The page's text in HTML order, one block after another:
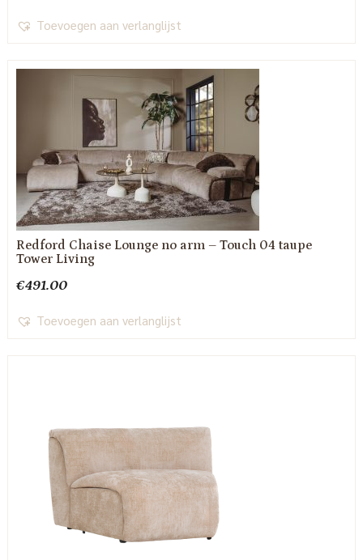
Toevoegen aan verlanglijst
Redford Chaise Lounge no arm – Touch 04 taupe
Tower Living
€491.00
Toevoegen aan verlanglijst